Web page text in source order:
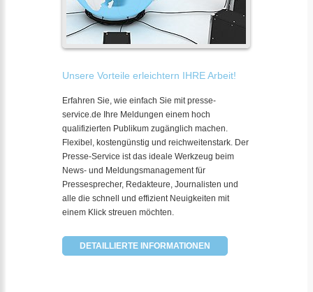
Unsere Vorteile erleichtern IHRE Arbeit!
Erfahren Sie, wie einfach Sie mit presse-
service.de Ihre Meldungen einem hoch
qualifizierten Publikum zugänglich machen.
Flexibel, kostengünstig und reichweitenstark. Der
Presse-Service ist das ideale Werkzeug beim
News- und Meldungsmanagement für
Pressesprecher, Redakteure, Journalisten und
alle die schnell und effizient Neuigkeiten mit
einem Klick streuen möchten.
DETAILLIERTE INFORMATIONEN